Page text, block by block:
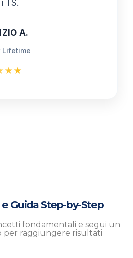
TS.
A.
Lifetime
★★
Guida Step-by-Step
fondamentali e segui un
raggiungere risultati